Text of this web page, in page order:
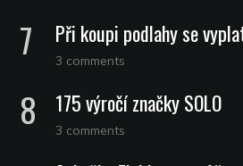
Při koupi podlahy se
3 comments
175 výročí značky SOLO
3 comments